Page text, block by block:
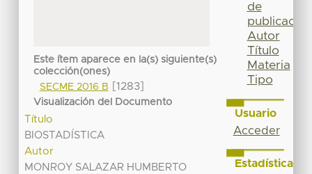
Este ítem aparece en la(s) siguiente(s)
colección(ones)
SECME 2016 B
[1283]
Visualización del Documento
Título
BIOSTADÍSTICA
Autor
MONROY SALAZAR HUMBERTO
de
publicación
Autor
Título
Materia
Tipo
Usuario
Acceder
Estadísticas